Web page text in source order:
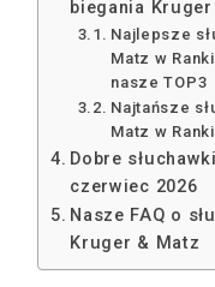
biegania
Najlepsze
Matz w
nasze TOP3
Najtańsze
Matz w
Dobre
czerwiec 2026
Nasze FAQ o
Kruger & Matz